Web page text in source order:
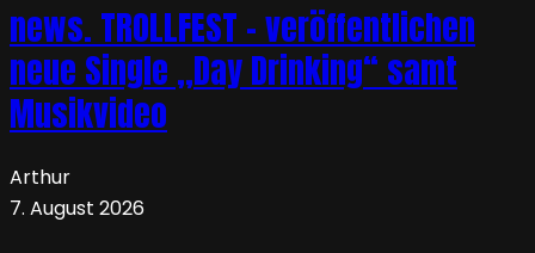
news. TROLLFEST – veröffentlichen
neue Single „Day Drinking“ samt
Musikvideo
Arthur
7. August 2026